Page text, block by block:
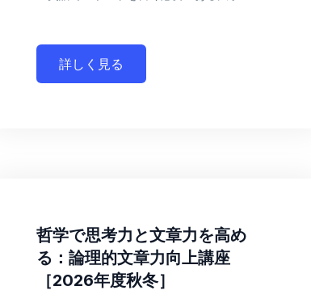
詳しく見る
哲学で思考力と文章力を高め
る：論理的文章力向上講座
［2026年度秋冬］